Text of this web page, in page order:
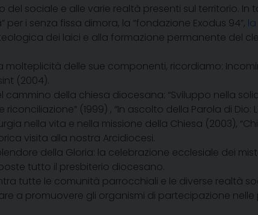
sociale e alle varie realtà presenti sul territorio. In
per i senza fissa dimora, la “fondazione Exodus 94”,
dei laici e alla formazione permanente del
molteplicità delle sue componenti, ricordiamo:
(2004).
della chiesa diocesana: “Sviluppo nella
(1999) , “In ascolto della Parola di
nella vita e nella missione della Chiesa (2003),
visita alla nostra Arcidiocesi.
della Gloria: la celebrazione ecclesiale dei
tutto il presbiterio diocesano.
tutte le comunità parrocchiali e le diverse realtà
a promuovere gli organismi di partecipazione